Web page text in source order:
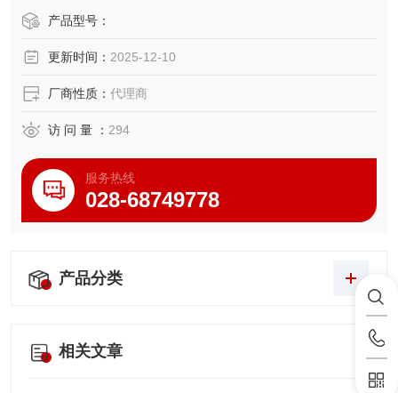
产品型号：
更新时间： 2025-12-10
厂商性质： 代理商
访 问 量 ： 294
服务热线
028-68749778
产品分类
相关文章